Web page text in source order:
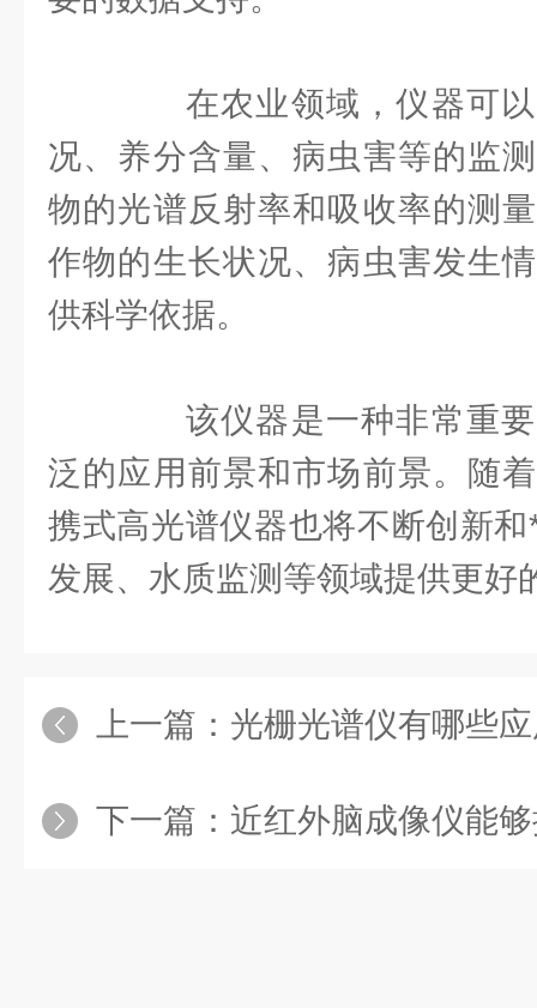
在农业领域，仪器可以
况、养分含量、病虫害等的监
物的光谱反射率和吸收率的测
作物的生长状况、病虫害发生
供科学依据。
该仪器是一种非常重要
泛的应用前景和市场前景。随
携式高光谱仪器也将不断创新
发展、水质监测等领域提供更好
上一篇： 光栅光谱仪有哪些
下一篇： 近红外脑成像仪能够提供大